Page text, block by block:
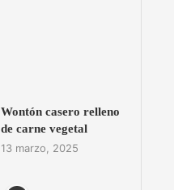
Wontón casero relleno
de carne vegetal
13 marzo, 2025